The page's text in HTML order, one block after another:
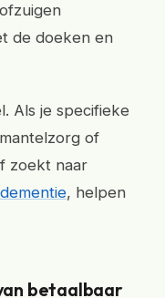
de doeken en
Als je specifieke
of
zoekt naar
, helpen
betaalbaar